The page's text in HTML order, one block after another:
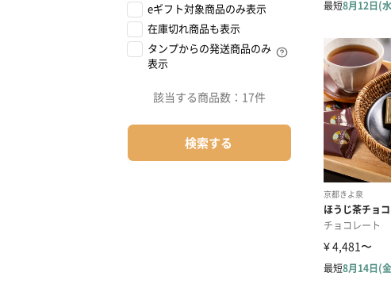
eギフト対象商品のみ表示
在庫切れ商品も表示
タンプからの発送商品のみ
表示
該当する商品数： 17件
検索する